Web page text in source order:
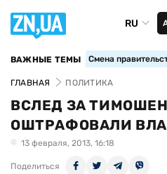
RU
ВАЖНЫЕ ТЕМЫ Смена
ГЛАВНАЯ ПОЛИТИКА
ВСЛЕД ЗА
ОШТРАФОВАЛИ
13 февраля, 2013, 16:18
Поделиться